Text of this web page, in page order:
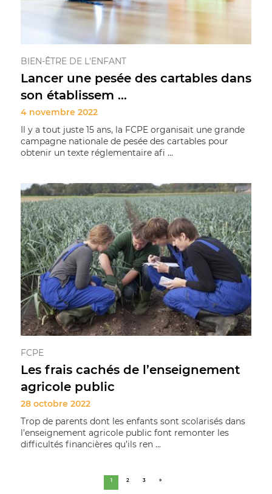
BIEN-ÊTRE DE L'ENFANT
Lancer une pesée des cartables dans
son établissem ...
4 novembre 2022
Il y a tout juste 15 ans, la FCPE organisait une grande
campagne nationale de pesée des cartables pour
obtenir un texte réglementaire afi ...
FCPE
Les frais cachés de l’enseignement
agricole public
28 octobre 2022
Trop de parents dont les enfants sont scolarisés dans
l’enseignement agricole public font remonter les
difficultés financières qu’ils ren ...
1 2 3 »